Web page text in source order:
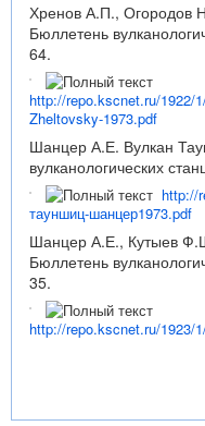
Хренов А.П., Огородов
Бюллетень
64.
http://repo.kscnet.ru/1922/
Zheltovsky-1973.pdf
Шанцер А.Е. Вулкан
вулканологических
http://
тауншиц-шанцер1973.pdf
Шанцер А.Е., Кутыев
Бюллетень
35.
http://repo.kscnet.ru/1923/